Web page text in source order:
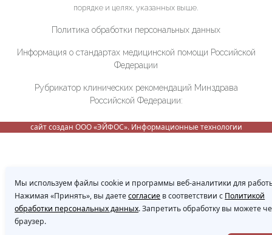
порядке и целях, указанных выше.
Политика обработки персональных данных
Информация о стандартах медицинской помощи Российской
Федерации
Рубрикатор клинических рекомендаций Минздрава
Российской Федерации:
сайт создан ООО «ЭЙФОС». Информационные технологии
Мы используем файлы cookie и программы веб-аналитики для
Нажимая «Принять», вы даетесогласие в соответствии с Политикой
обработки персональных данных. Запретить обработку вы можете
браузер.